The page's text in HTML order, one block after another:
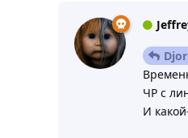
ЧР с
И